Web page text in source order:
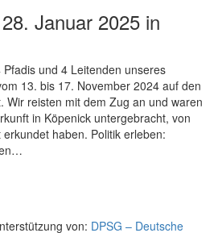
Januar 2025 in
und 4 Leitenden unseres
13. bis 17. November 2024 auf den
Wir reisten mit dem Zug an und waren
in Köpenick untergebracht, von
haben. Politik erleben:
von: DPSG – Deutsche